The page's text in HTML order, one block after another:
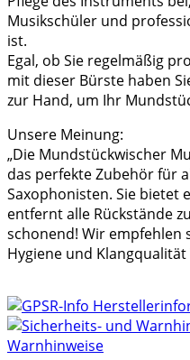
Musikschüler und
ist.
Egal, ob Sie regelmäßig
mit dieser Bürste haben
zur Hand, um Ihr
Unsere Meinung:
„Die Mundstückwischer
das perfekte Zubehör für
Saxophonisten. Sie bietet
entfernt alle Rückstände
schonend! Wir empfehlen
Hygiene und Klangqualität
Warnhinweise